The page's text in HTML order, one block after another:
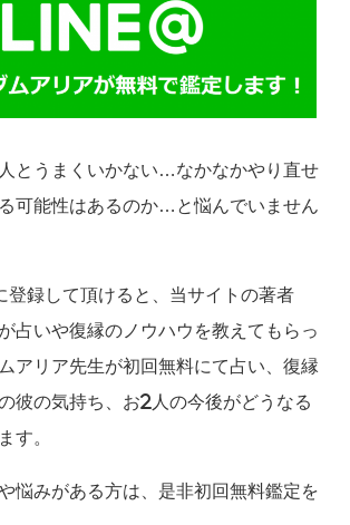
とうまくいかない…なかなかやり直せ
可能性はあるのか…と悩んでいません
登録して頂けると、当サイトの著者
占いや復縁のノウハウを教えてもらっ
アリア先生が初回無料にて占い、復縁
彼の気持ち、お2人の今後がどうなる
す。
悩みがある方は、是非初回無料鑑定を